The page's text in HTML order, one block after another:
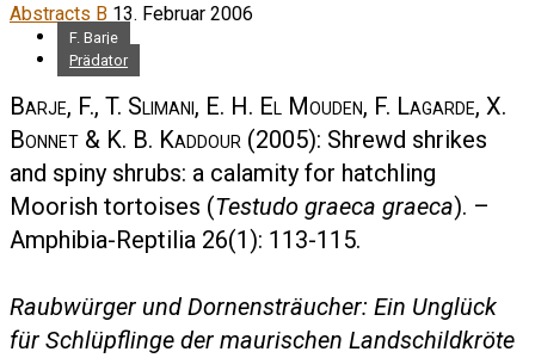
Abstracts B 13. Februar 2006
F. Barje
Prädator
Barje, F., T. Slimani, E. H. El Mouden, F. Lagarde, X.
Bonnet & K. B. Kaddour (2005): Shrewd shrikes
and spiny shrubs: a calamity for hatchling
Moorish tortoises (Testudo graeca graeca). –
Amphibia-Reptilia 26(1): 113-115.
Raubwürger und Dornensträucher: Ein Unglück
für Schlüpflinge der maurischen Landschildkröte